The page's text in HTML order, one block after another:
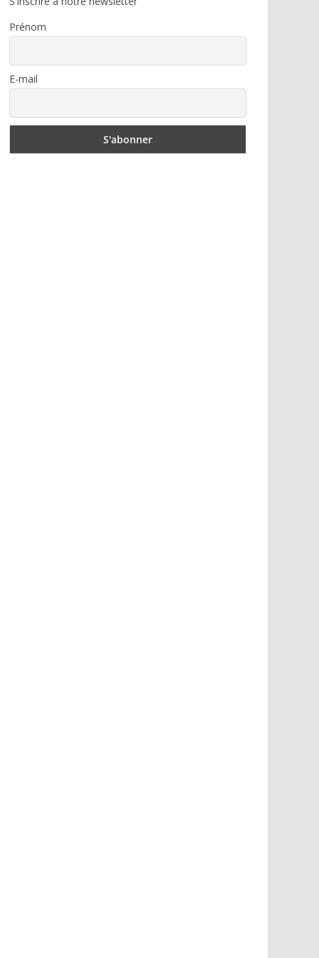
Prénom
E-mail